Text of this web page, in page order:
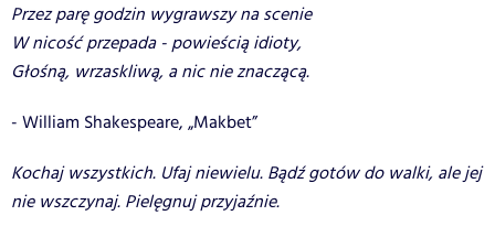
Przez parę godzin wygrawszy na scenie
W nicość przepada - powieścią idioty,
Głośną, wrzaskliwą, a nic nie znaczącą.
- William Shakespeare, „Makbet”
Kochaj wszystkich. Ufaj niewielu. Bądź gotów do walki, ale jej
nie wszczynaj. Pielęgnuj przyjaźnie.